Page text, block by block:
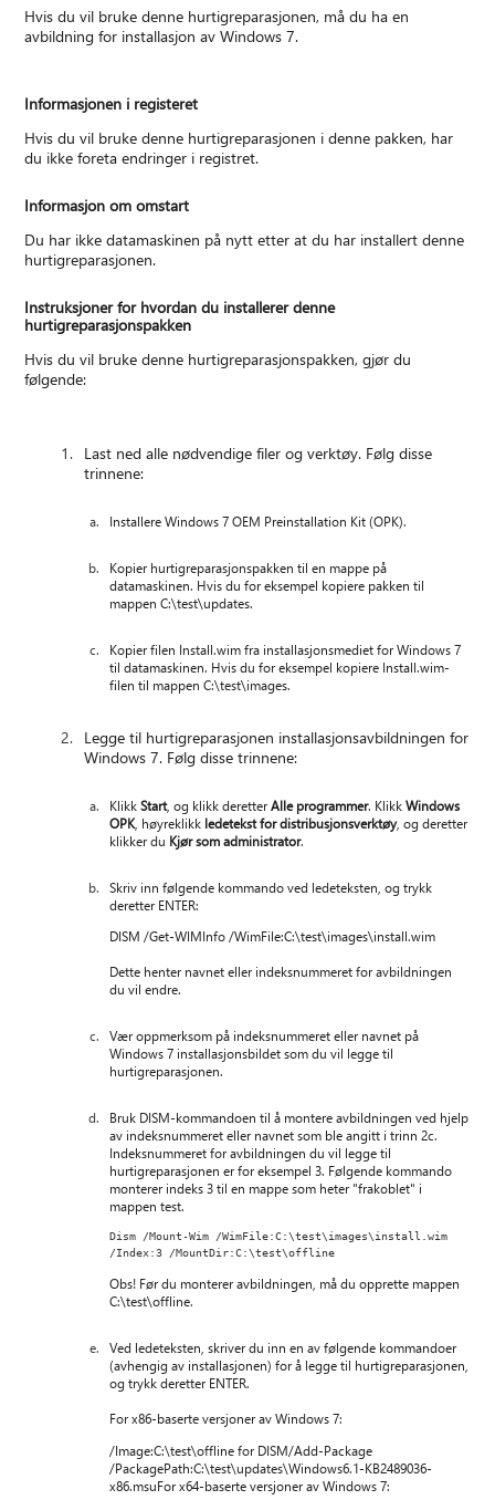
Hvis du vil bruke denne hurtigreparasjonen, må du ha en
avbildning for installasjon av Windows 7.
Informasjonen i registeret
Hvis du vil bruke denne hurtigreparasjonen i denne pakken, har
du ikke foreta endringer i registret.
Informasjon om omstart
Du har ikke datamaskinen på nytt etter at du har installert denne
hurtigreparasjonen.
Instruksjoner for hvordan du installerer denne
hurtigreparasjonspakken
Hvis du vil bruke denne hurtigreparasjonspakken, gjør du
følgende:
Last ned alle nødvendige filer og verktøy. Følg disse
trinnene:
Installere Windows 7 OEM Preinstallation Kit (OPK).
Kopier hurtigreparasjonspakken til en mappe på
datamaskinen. Hvis du for eksempel kopiere pakken til
mappen C:\test\updates.
Kopier filen Install.wim fra installasjonsmediet for Windows 7
til datamaskinen. Hvis du for eksempel kopiere Install.wim-
filen til mappen C:\test\images.
Legge til hurtigreparasjonen installasjonsavbildningen for
Windows 7. Følg disse trinnene:
KlikkStart, og klikk deretterAlle programmer. KlikkWindows
OPK, høyreklikk ledetekst for distribusjonsverktøy, og deretter
klikker du Kjør som administrator.
Skriv inn følgende kommando ved ledeteksten, og trykk
deretter ENTER:
DISM /Get-WIMInfo /WimFile:C:\test\images\install.wim
Dette henter navnet eller indeksnummeret for avbildningen
du vil endre.
Vær oppmerksom på indeksnummeret eller navnet på
Windows 7 installasjonsbildet som du vil legge til
hurtigreparasjonen.
Bruk DISM-kommandoen til å montere avbildningen ved hjelp
av indeksnummeret eller navnet som ble angitt i trinn 2c.
Indeksnummeret for avbildningen du vil legge til
hurtigreparasjonen er for eksempel 3. Følgende kommando
monterer indeks 3 til en mappe som heter "frakoblet" i
mappen test.
Dism /Mount-Wim /WimFile:C:\test\images\install.wim
/Index:3 /MountDir:C:\test\offline
Obs! Før du monterer avbildningen, må du opprette mappen
C:\test\offline.
Ved ledeteksten, skriver du inn en av følgende kommandoer
(avhengig av installasjonen) for å legge til hurtigreparasjonen,
og trykk deretter ENTER.
For x86-baserte versjoner av Windows 7:
/Image:C:\test\offline for DISM/Add-Package
/PackagePath:C:\test\updates\Windows6.1-KB2489036-
x86.msuFor x64-baserte versjoner av Windows 7: